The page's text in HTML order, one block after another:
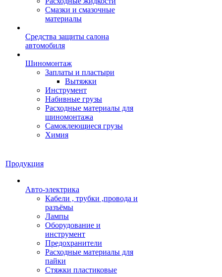
Смазки и смазочные
материалы
Средства защиты салона
автомобиля
Шиномонтаж
Заплаты и пластыри
Вытяжки
Инструмент
Набивные грузы
Расходные материалы для
шиномонтажа
Самоклеющиеся грузы
Химия
Продукция
Авто-электрика
Кабели , трубки ,провода и
разъёмы
Лампы
Оборудование и
инструмент
Предохранители
Расходные материалы для
пайки
Стяжки пластиковые